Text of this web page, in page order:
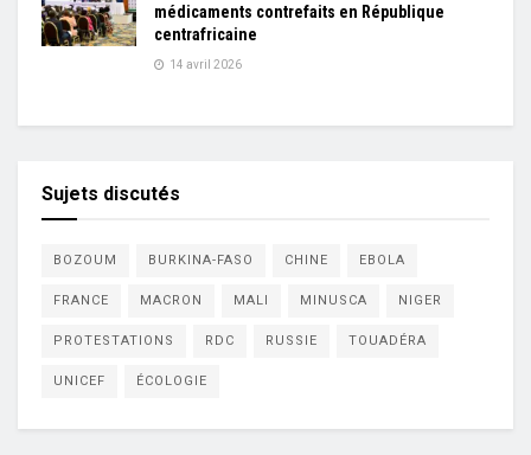
médicaments contrefaits en République
centrafricaine
14 avril 2026
Sujets discutés
BOZOUM BURKINA-FASO CHINE EBOLA
FRANCE MACRON MALI MINUSCA NIGER
PROTESTATIONS RDC RUSSIE TOUADÉRA
UNICEF ÉCOLOGIE